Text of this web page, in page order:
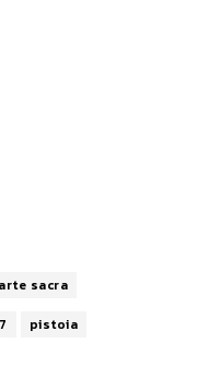
arte sacra
pistoia